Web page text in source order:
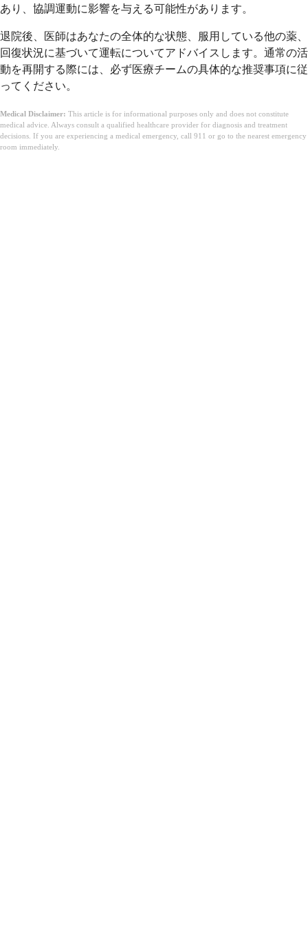
あり、協調運動に影響を与える可能性があります。
退院後、医師はあなたの全体的な状態、服用している他の薬、
回復状況に基づいて運転についてアドバイスします。通常の活
動を再開する際には、必ず医療チームの具体的な推奨事項に従
ってください。
Medical Disclaimer: This article is for informational purposes only and does not constitute
medical advice. Always consult a qualified healthcare provider for diagnosis and treatment
decisions. If you are experiencing a medical emergency, call 911 or go to the nearest emergency
room immediately.